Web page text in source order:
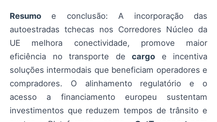
Resumo e conclusão: A incorporação das
autoestradas tchecas nos Corredores Núcleo da
UE melhora conectividade, promove maior
eficiência no transporte de cargo e incentiva
soluções intermodais que beneficiam operadores e
compradores. O alinhamento regulatório e o
acesso a financiamento europeu sustentam
investimentos que reduzem tempos de trânsito e